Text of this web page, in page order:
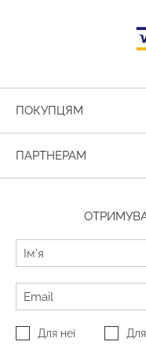
ПОКУПЦЯМ
ПАРТНЕРАМ
Для неї